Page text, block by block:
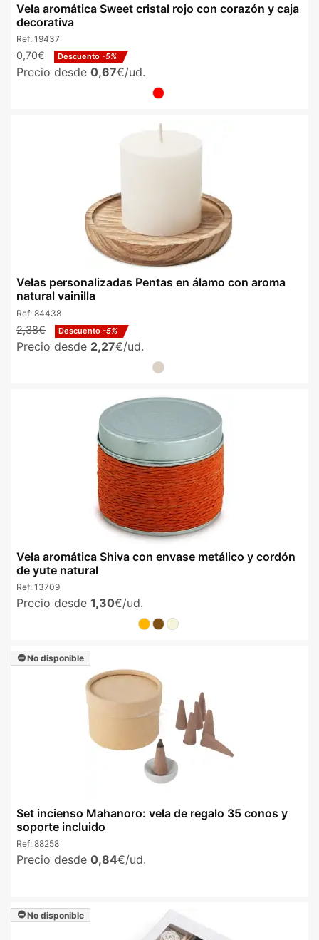
Vela aromática Sweet cristal rojo con corazón y caja
decorativa
Ref: 19437
0,70€ Descuento -5%
Precio desde 0,67€/ud.
Velas personalizadas Pentas en álamo con aroma
natural vainilla
Ref: 84438
2,38€ Descuento -5%
Precio desde 2,27€/ud.
Vela aromática Shiva con envase metálico y cordón
de yute natural
Ref: 13709
Precio desde 1,30€/ud.
No disponible
Set incienso Mahanoro: vela de regalo 35 conos y
soporte incluido
Ref: 88258
Precio desde 0,84€/ud.
No disponible